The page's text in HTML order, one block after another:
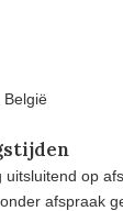
België
op
afspraak